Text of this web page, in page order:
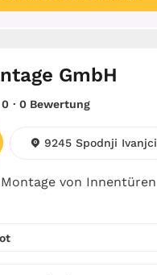
GmbH
0 · 0 Bewertung
von Innentüren
9245 Spodnji Ivanjci